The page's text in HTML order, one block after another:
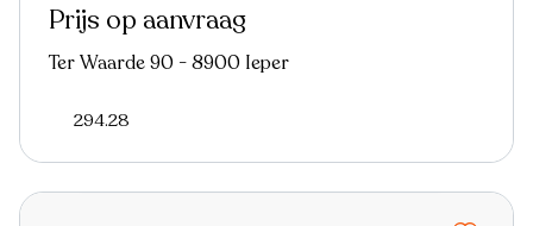
Prijs op aanvraag
Ter Waarde 90 - 8900 Ieper
294.28